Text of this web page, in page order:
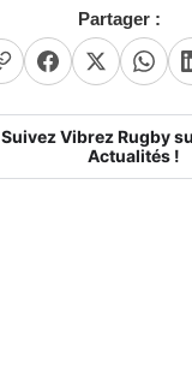
Partager :
Suivez Vibrez Rugby
Actualités !